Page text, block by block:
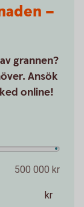
–
grannen?
Ansök
online!
500 000 kr
kr